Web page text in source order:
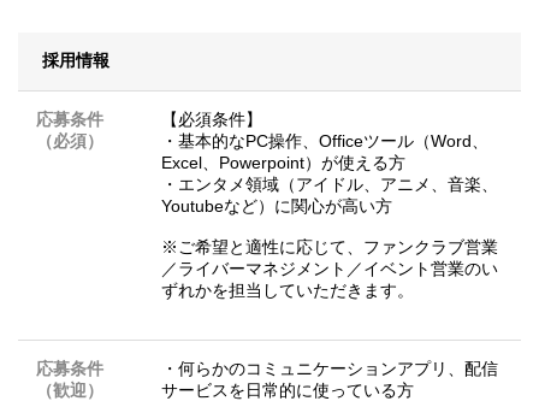
採用情報
応募条件
（必須）
【必須条件】
・基本的なPC操作、Officeツール（Word、
Excel、Powerpoint）が使える方
・エンタメ領域（アイドル、アニメ、音楽、
Youtubeなど）に関心が高い方
※ご希望と適性に応じて、ファンクラブ営業
／ライバーマネジメント／イベント営業のい
ずれかを担当していただきます。
応募条件
（歓迎）
・何らかのコミュニケーションアプリ、配信
サービスを日常的に使っている方